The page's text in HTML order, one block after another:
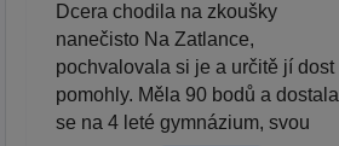
Dcera chodila na zkoušky
nanečisto Na Zatlance,
pochvalovala si je a určitě jí dost
pomohly. Měla 90 bodů a dostala
se na 4 leté gymnázium, svou